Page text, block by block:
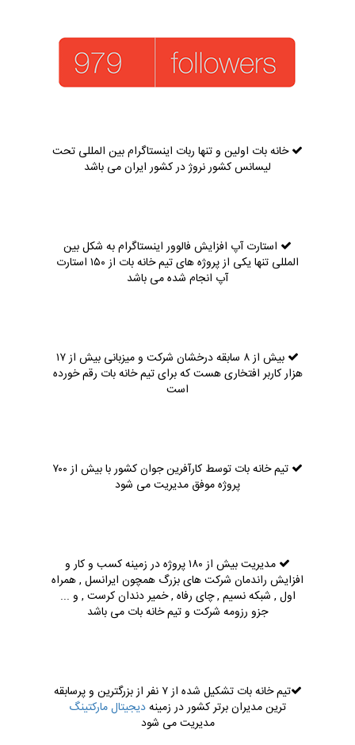
خانه بات اولین و تنها ربات اینستاگرام بین المللی تحت
لیسانس کشور نروژ در کشور ایران می باشد
استارت آپ افزایش فالوور اینستاگرام به شکل بین
المللی تنها یکی از پروژه های تیم خانه بات از ۱۵۰ استارت
آپ انجام شده می باشد
بیش از ۸ سابقه درخشان شرکت و میزبانی بیش از ۱۷
هزار کاربر افتخاری هست که برای تیم خانه بات رقم خورده
است
تیم خانه بات توسط کارآفرین جوان کشور با بیش از ۷۰۰
پروژه موفق مدیریت می شود
مدیریت بیش از ۱۸۰ پروژه در زمینه کسب و کار و
افزایش راندمان شرکت های بزرگ همچون ایرانسل , همراه
اول , شبکه نسیم , چای رفاه , خمیر دندان کرست , و ...
جزو رزومه شرکت و تیم خانه بات می باشد
تیم خانه بات تشکیل شده از ۷ نفر از بزرگترین و پرسابقه
ترین مدیران برتر کشور در زمینهدیجیتال مارکتینگ
مدیریت می شود